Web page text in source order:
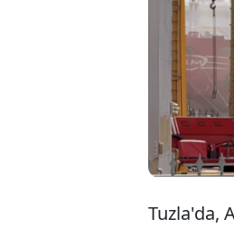
Tuzla'da,